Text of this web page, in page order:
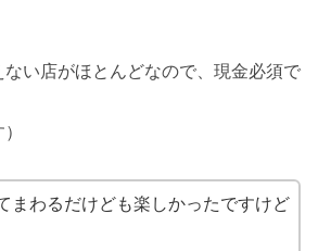
い店がほとんどなので、現金必須で
まわるだけども楽しかったですけど